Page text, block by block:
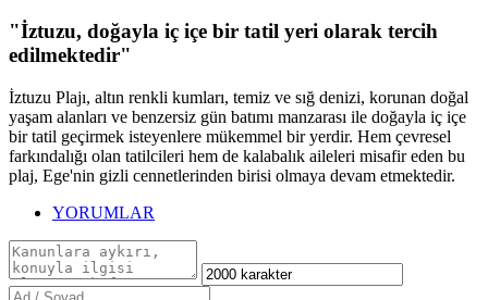
"İztuzu, doğayla iç içe bir tatil yeri olarak tercih
edilmektedir"
İztuzu Plajı, altın renkli kumları, temiz ve sığ denizi, korunan doğal
yaşam alanları ve benzersiz gün batımı manzarası ile doğayla iç içe
bir tatil geçirmek isteyenlere mükemmel bir yerdir. Hem çevresel
farkındalığı olan tatilcileri hem de kalabalık aileleri misafir eden bu
plaj, Ege'nin gizli cennetlerinden birisi olmaya devam etmektedir.
YORUMLAR